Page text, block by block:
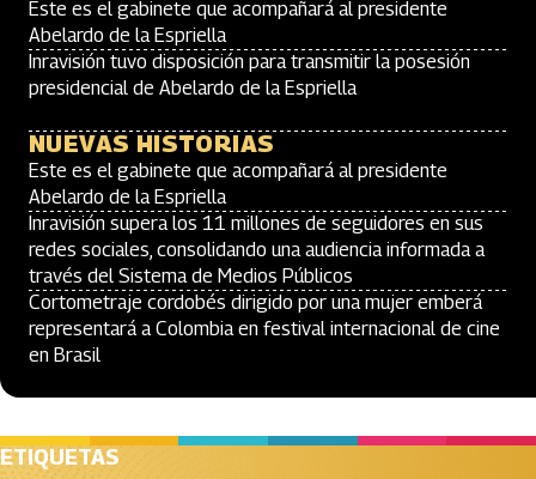
Este es el gabinete que acompañará al presidente
Abelardo de la Espriella
Inravisión tuvo disposición para transmitir la posesión
presidencial de Abelardo de la Espriella
NUEVAS HISTORIAS
Este es el gabinete que acompañará al presidente
Abelardo de la Espriella
Inravisión supera los 11 millones de seguidores en sus
redes sociales, consolidando una audiencia informada a
través del Sistema de Medios Públicos
Cortometraje cordobés dirigido por una mujer emberá
representará a Colombia en festival internacional de cine
en Brasil
ETIQUETAS